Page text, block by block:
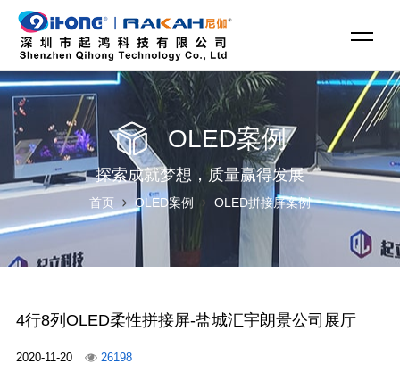
OLED案例
探索成就梦想，质量赢得发展
首页 OLED案例 OLED拼接屏案例
4行8列OLED柔性拼接屏-盐城汇宇朗景公司展厅
2020-11-20 26198